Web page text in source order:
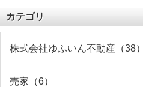
カテゴリ
株式会社ゆふいん不動産（38）
売家（6）